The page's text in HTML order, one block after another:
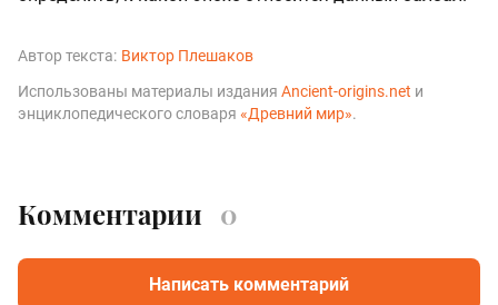
Автор текста: Виктор Плешаков
Использованы материалы издания Ancient-origins.net и
энциклопедического словаря «Древний мир».
Комментарии 0
Написать комментарий